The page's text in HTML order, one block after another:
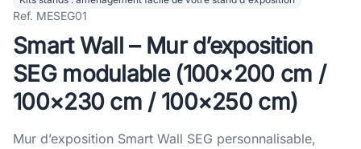
Ref. MESEG01
Smart Wall – Mur d’exposition
SEG modulable (100×200 cm /
100×230 cm / 100×250 cm)
Mur d’exposition Smart Wall SEG personnalisable,